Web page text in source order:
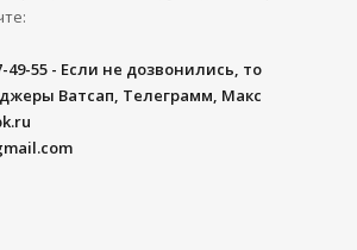
49-55 - Если не дозвонились, то
Ватсап, Телеграмм, Макс